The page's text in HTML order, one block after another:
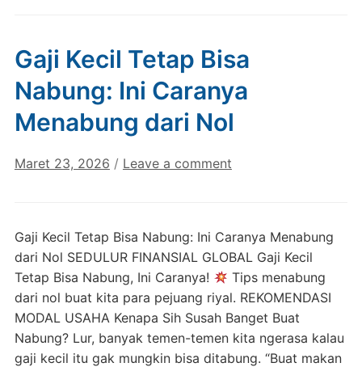
Gaji Kecil Tetap Bisa
Nabung: Ini Caranya
Menabung dari Nol
Maret 23, 2026 / Leave a comment
Gaji Kecil Tetap Bisa Nabung: Ini Caranya Menabung
dari Nol SEDULUR FINANSIAL GLOBAL Gaji Kecil
Tetap Bisa Nabung, Ini Caranya!
Tips menabung
dari nol buat kita para pejuang riyal. REKOMENDASI
MODAL USAHA Kenapa Sih Susah Banget Buat
Nabung? Lur, banyak temen-temen kita ngerasa kalau
gaji kecil itu gak mungkin bisa ditabung. “Buat makan